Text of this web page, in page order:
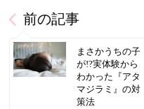
前の記事
まさかうちの子
が!?実体験から
わかった『アタ
マジラミ』の対
策法